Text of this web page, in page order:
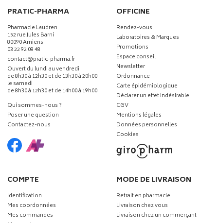
PRATIC-PHARMA
Pharmacie Laudren
152 rue Jules Barni
80090 Amiens
03 22 92 08 48
contact-
@-
pratic-pharma.fr
Ouvert du lundi au vendredi
de 8h30 à 12h30 et de 13h30 à 20h00
le samedi
de 8h30 à 12h30 et de 14h00 à 19h00
Qui sommes-nous ?
Poser une question
Contactez-nous
OFFICINE
Rendez-vous
Laboratoires & Marques
Promotions
Espace conseil
Newsletter
Ordonnance
Carte épidémiologique
Déclarer un effet indésirable
CGV
Mentions légales
Données personnelles
Cookies
COMPTE
Identification
Mes coordonnées
Mes commandes
MODE DE LIVRAISON
Retrait en pharmacie
Livraison chez vous
Livraison chez un commerçant